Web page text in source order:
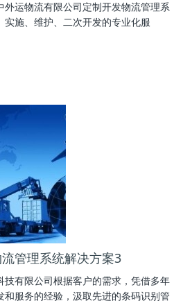
外运物流有限公司定制开发物流管理系
实施、维护、二次开发的专业化服
管理系统解决方案3
技有限公司根据客户的需求，凭借多年
和服务的经验，汲取先进的条码识别管